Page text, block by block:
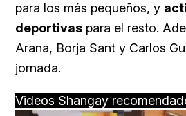
para los más pequeños, y
deportivas para el resto.
Arana, Borja Sant y Carlos
jornada.
Videos Shangay